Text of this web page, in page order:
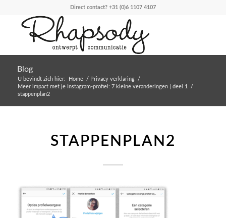
Direct contact? +31 (0)6 1107 4107
Blog
U bevindt zich hier: Home / Privacy verklaring
/
Meer impact met je Instagram-profiel: 7 kleine veranderingen | deel 1
/
stappenplan2
STAPPENPLAN2